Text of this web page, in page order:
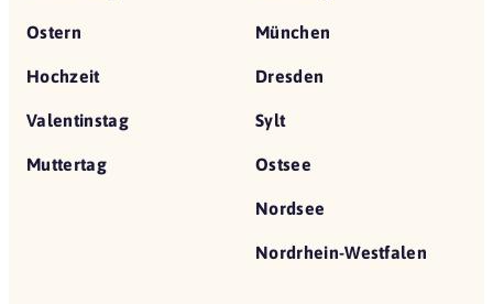
Ostern
Hochzeit
Valentinstag
Muttertag
München
Dresden
Sylt
Ostsee
Nordsee
Nordrhein-Westfalen